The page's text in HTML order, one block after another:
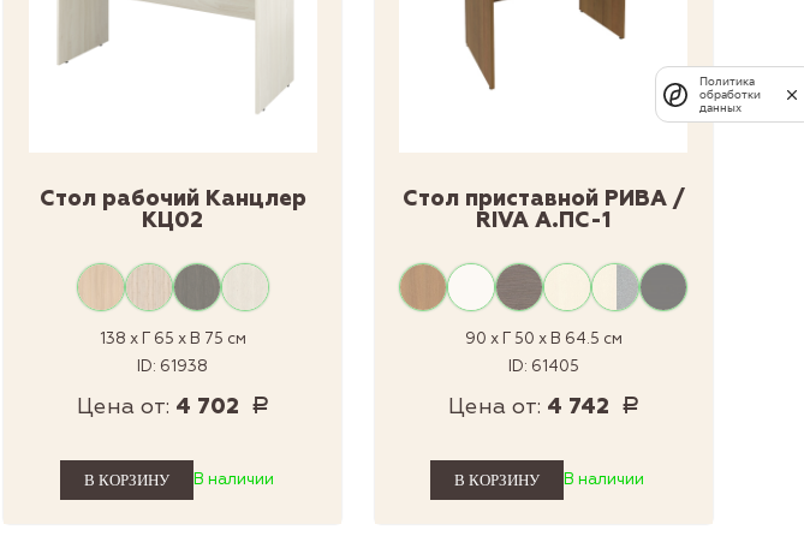
Стол рабочий Канцлер
КЦ02
138 x Г 65 x В 75 см
ID: 61938
Цена от: 4 702 Р
В наличии
Стол приставной РИВА /
RIVA А.ПС-1
90 x Г 50 x В 64.5 см
ID: 61405
Цена от: 4 742 Р
В наличии
Политика
обработки
данных